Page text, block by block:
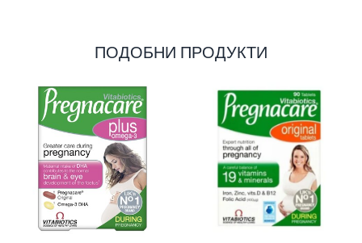
ПОДОБНИ ПРОДУКТИ